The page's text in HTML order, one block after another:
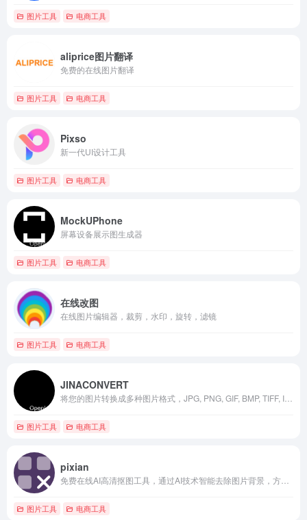
图片工具 电商工具
aliprice图片翻译
免费的在线图片翻译
图片工具 电商工具
Pixso
新一代UI设计工具
图片工具 电商工具
MockUPhone
屏幕设备展示图生成器
图片工具 电商工具
在线改图
在线图片编辑器，裁剪，水印，旋转，滤镜
图片工具 电商工具
JINACONVERT
图片工具 电商工具
pixian
图片工具 电商工具